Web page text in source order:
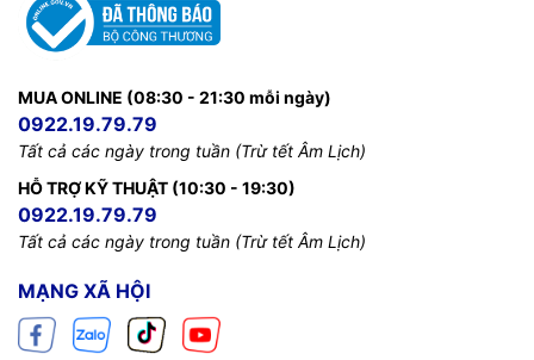
MUA ONLINE (08:30 - 21:30 mỗi ngày)
0922.19.79.79
Tất cả các ngày trong tuần (Trừ tết Âm Lịch)
HỖ TRỢ KỸ THUẬT (10:30 - 19:30)
0922.19.79.79
Tất cả các ngày trong tuần (Trừ tết Âm Lịch)
MẠNG XÃ HỘI